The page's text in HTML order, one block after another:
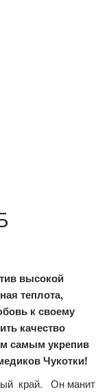
высокой
теплота,
к своему
качество
самым укрепив
Чукотки!
край. Он манит